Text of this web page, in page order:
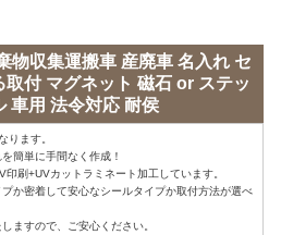
物収集運搬車 産廃車 名入れ セ
取付 マグネット 磁石 or ステッ
車用 法令対応 耐侯
ります。
簡単に手間なく作成！
刷+UVカットラミネート加工しています。
か密着して安心なシールタイプか取付方法が選べ
ますので、ご安心ください。